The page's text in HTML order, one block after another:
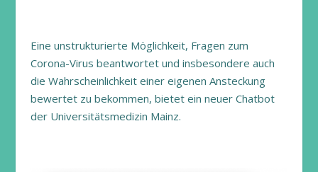
Eine unstrukturierte Möglichkeit, Fragen zum
Corona-Virus beantwortet und insbesondere auch
die Wahrscheinlichkeit einer eigenen Ansteckung
bewertet zu bekommen, bietet ein neuer Chatbot
der Universitätsmedizin Mainz.